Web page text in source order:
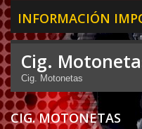
INFORMACIÓN
Cig.
Cig. Motonetas
CIG. MOTONETAS